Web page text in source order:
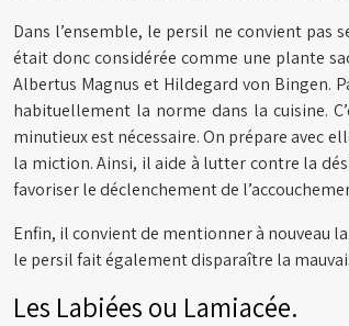
Dans l’ensemble, le persil ne convient pas
était donc considérée comme une plante
Albertus Magnus et Hildegard von Bingen.
habituellement la norme dans la cuisine.
minutieux est nécessaire. On prépare avec
la miction. Ainsi, il aide à lutter contre la
favoriser le déclenchement de
Enfin, il convient de mentionner à nouveau
le persil fait également disparaître la
Les Labiées ou Lamiacée.